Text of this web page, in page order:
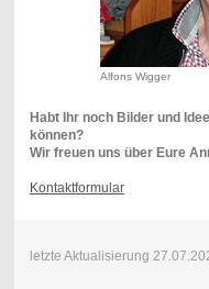
Alfons Wigger
Habt Ihr noch Bilder und
können?
Wir freuen uns über Eure
Kontaktformular
letzte Aktualisierung